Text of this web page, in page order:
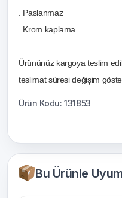
Bu Ürünle
. Paslanmaz
. Krom kaplama
Ürününüz kargoya teslim
teslimat süresi değişim
Ürün Kodu: 131853